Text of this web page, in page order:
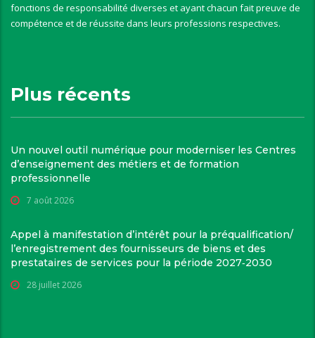
fonctions de responsabilité diverses et ayant chacun fait preuve de
compétence et de réussite dans leurs professions respectives.
Plus récents
Un nouvel outil numérique pour moderniser les Centres
d’enseignement des métiers et de formation
professionnelle
7 août 2026
Appel à manifestation d’intérêt pour la préqualification/
l’enregistrement des fournisseurs de biens et des
prestataires de services pour la période 2027‑2030
28 juillet 2026